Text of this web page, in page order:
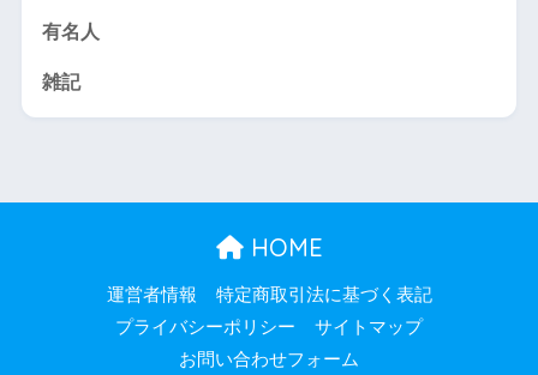
有名人
雑記
HOME
運営者情報
特定商取引法に基づく表記
プライバシーポリシー
サイトマップ
お問い合わせフォーム